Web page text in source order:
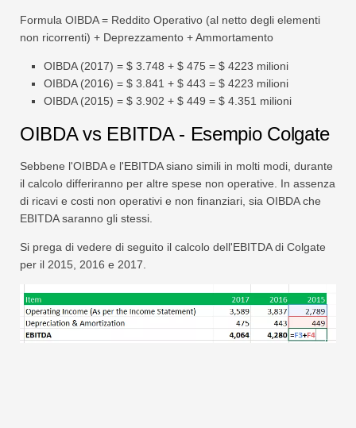
Formula OIBDA = Reddito Operativo (al netto degli elementi
non ricorrenti) + Deprezzamento + Ammortamento
OIBDA (2017) = $ 3.748 + $ 475 = $ 4223 milioni
OIBDA (2016) = $ 3.841 + $ 443 = $ 4223 milioni
OIBDA (2015) = $ 3.902 + $ 449 = $ 4.351 milioni
OIBDA vs EBITDA - Esempio Colgate
Sebbene l'OIBDA e l'EBITDA siano simili in molti modi, durante
il calcolo differiranno per altre spese non operative. In assenza
di ricavi e costi non operativi e non finanziari, sia OIBDA che
EBITDA saranno gli stessi.
Si prega di vedere di seguito il calcolo dell'EBITDA di Colgate
per il 2015, 2016 e 2017.